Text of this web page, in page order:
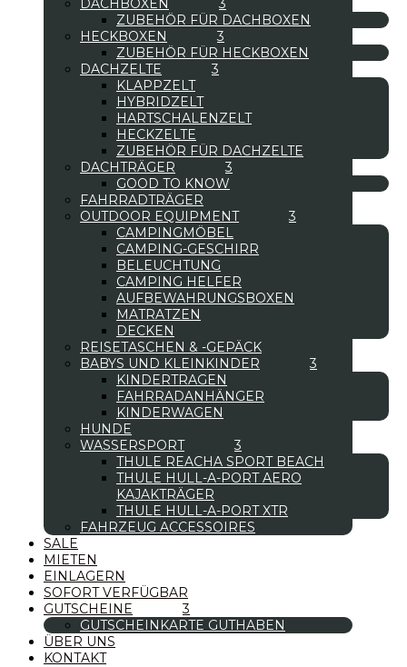
DACHBOXEN
ZUBEHÖR FÜR DACHBOXEN
HECKBOXEN
ZUBEHÖR FÜR HECKBOXEN
DACHZELTE
KLAPPZELT
HYBRIDZELT
HARTSCHALENZELT
HECKZELTE
ZUBEHÖR FÜR DACHZELTE
DACHTRÄGER
GOOD TO KNOW
FAHRRADTRÄGER
OUTDOOR EQUIPMENT
CAMPINGMÖBEL
CAMPING-GESCHIRR
BELEUCHTUNG
CAMPING HELFER
AUFBEWAHRUNGSBOXEN
MATRATZEN
DECKEN
REISETASCHEN & -GEPÄCK
BABYS UND KLEINKINDER
KINDERTRAGEN
FAHRRADANHÄNGER
KINDERWAGEN
HUNDE
WASSERSPORT
THULE REACHA SPORT BEACH
THULE HULL-A-PORT AERO
KAJAKTRÄGER
THULE HULL-A-PORT XTR
FAHRZEUG ACCESSOIRES
SALE
MIETEN
EINLAGERN
SOFORT VERFÜGBAR
GUTSCHEINE
GUTSCHEINKARTE GUTHABEN
ÜBER UNS
KONTAKT